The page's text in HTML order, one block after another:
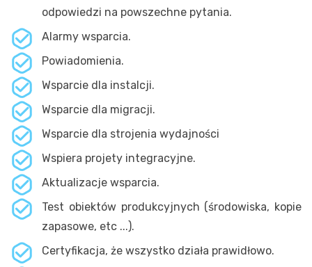
odpowiedzi na powszechne pytania.
Alarmy wsparcia.
Powiadomienia.
Wsparcie dla instalcji.
Wsparcie dla migracji.
Wsparcie dla strojenia wydajności
Wspiera projety integracyjne.
Aktualizacje wsparcia.
Test obiektów produkcyjnych (środowiska, kopie
zapasowe, etc ...).
Certyfikacja, że wszystko działa prawidłowo.